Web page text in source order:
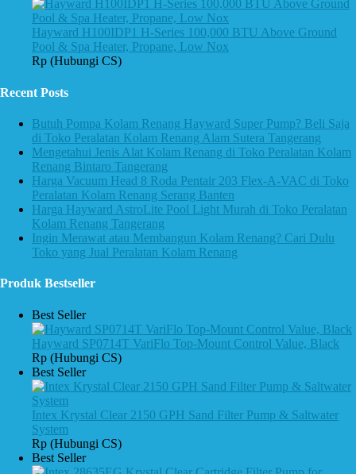
Hayward H100IDP1 H-Series 100,000 BTU Above Ground
Pool & Spa Heater, Propane, Low Nox
Rp (Hubungi CS)
Recent Posts
Butuh Pompa Kolam Renang Hayward Super Pump? Beli Saja
di Toko Peralatan Kolam Renang Alam Sutera Tangerang
Mengetahui Jenis Alat Kolam Renang di Toko Peralatan Kolam
Renang Bintaro Tangerang
Harga Vacuum Head 8 Roda Pentair 203 Flex-A-VAC di Toko
Peralatan Kolam Renang Serang Banten
Harga Hayward AstroLite Pool Light Murah di Toko Peralatan
Kolam Renang Tangerang
Ingin Merawat atau Membangun Kolam Renang? Cari Dulu
Toko yang Jual Peralatan Kolam Renang
Produk Bestseller
Best Seller
Hayward SP0714T VariFlo Top-Mount Control Value, Black
Rp (Hubungi CS)
Best Seller
Intex Krystal Clear 2150 GPH Sand Filter Pump & Saltwater
System
Rp (Hubungi CS)
Best Seller